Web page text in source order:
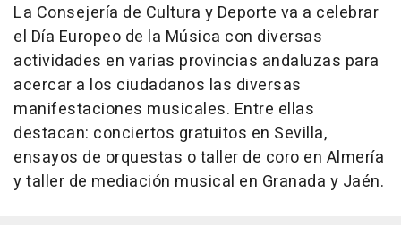
La Consejería de Cultura y Deporte va a celebrar
el Día Europeo de la Música con diversas
actividades en varias provincias andaluzas para
acercar a los ciudadanos las diversas
manifestaciones musicales. Entre ellas
destacan: conciertos gratuitos en Sevilla,
ensayos de orquestas o taller de coro en Almería
y taller de mediación musical en Granada y Jaén.